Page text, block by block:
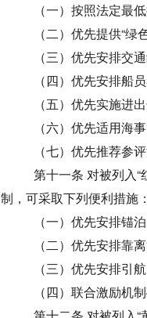
（一）按照法定最
（二）优先提供“
（三）优先安排交
（四）优先安排船
（五）优先实施进
（六）优先适用海
（七）优先推荐参
第十一条 对被列入
制，可采取下列便利措施
（一）优先安排锚
（二）优先安排靠
（三）优先安排引
（四）联合激励机